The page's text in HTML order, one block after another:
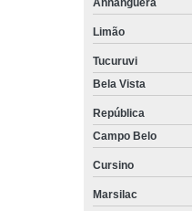
Limão
Tucuruvi
Bela Vista
República
Campo Belo
Cursino
Marsilac